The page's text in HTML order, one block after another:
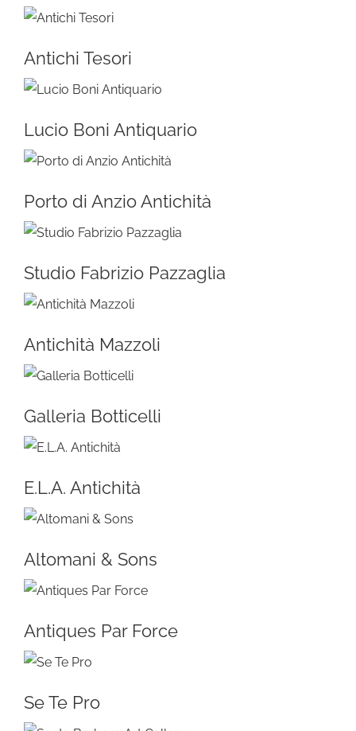
Antichi Tesori
Lucio Boni Antiquario
Porto di Anzio Antichità
Studio Fabrizio Pazzaglia
Antichità Mazzoli
Galleria Botticelli
E.L.A. Antichità
Altomani & Sons
Antiques Par Force
Se Te Pro